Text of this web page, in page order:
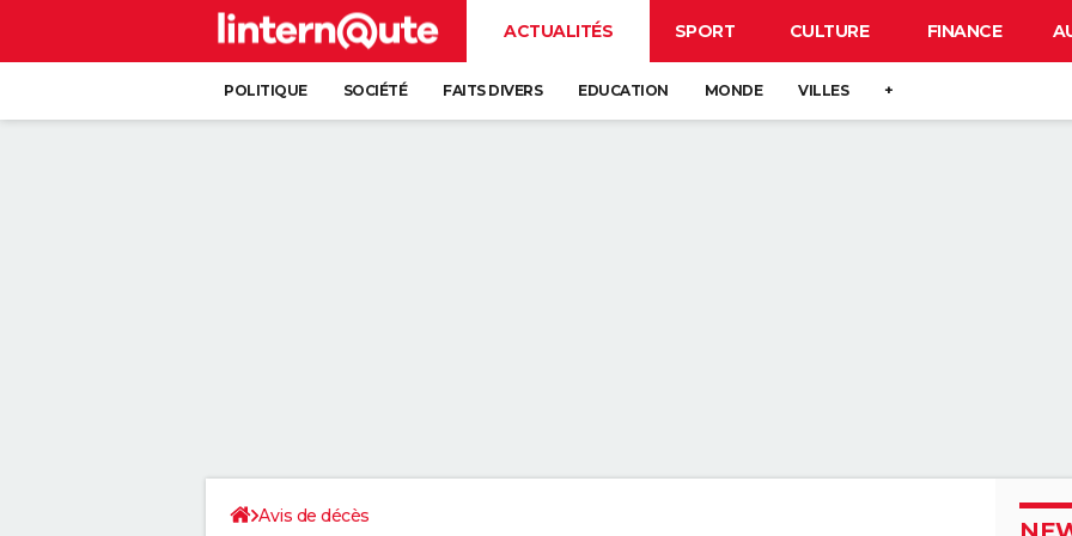
ACTUALITÉS SPORT CULTURE FINANCE
POLITIQUE SOCIÉTÉ FAITS DIVERS EDUCATION MONDE VILLES +
Avis de décès